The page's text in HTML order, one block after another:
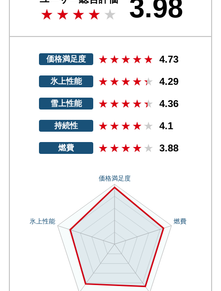
3.98
価格満足度 4.73
氷上性能 4.29
雪上性能 4.36
持続性 4.1
燃費 3.88